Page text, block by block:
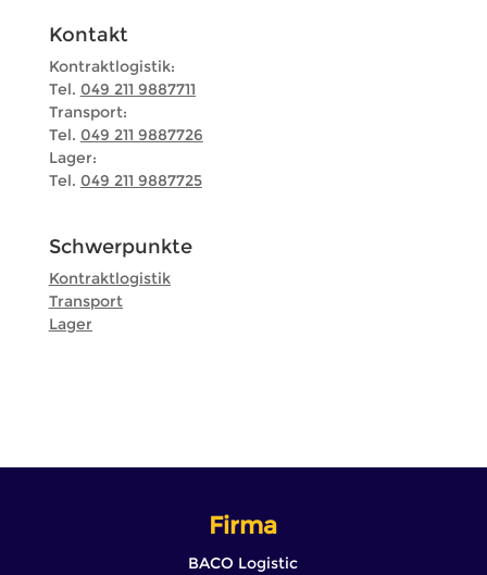
Kontakt
Kontraktlogistik:
Tel. 049 211 9887711
Transport:
Tel. 049 211 9887726
Lager:
Tel. 049 211 9887725
Schwerpunkte
Kontraktlogistik
Transport
Lager
Firma
BACO Logistic